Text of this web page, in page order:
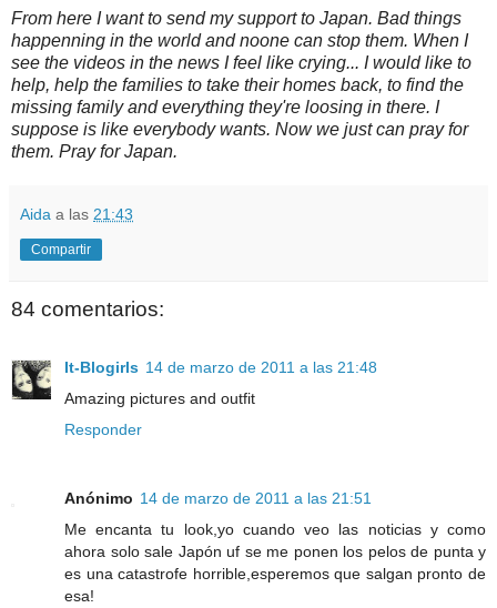
From here I want to send my support to Japan. Bad things
happenning in the world and noone can stop them. When I
see the videos in the news I feel like crying... I would like to
help, help the families to take their homes back, to find the
missing family and everything they're loosing in there. I
suppose is like everybody wants. Now we just can pray for
them. Pray for Japan.
Aida a las 21:43
Compartir
84 comentarios:
It-Blogirls 14 de marzo de 2011 a las 21:48
Amazing pictures and outfit
Responder
Anónimo 14 de marzo de 2011 a las 21:51
Me encanta tu look,yo cuando veo las noticias y como
ahora solo sale Japón uf se me ponen los pelos de punta y
es una catastrofe horrible,esperemos que salgan pronto de
esa!